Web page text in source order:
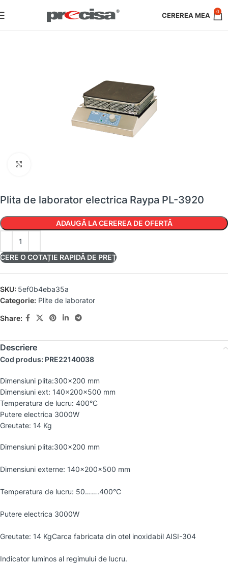
0
Plita de laborator electrica Raypa PL-3920
ADAUGĂ LA CEREREA DE OFERTĂ
CERE O COTAȚIE RAPIDĂ DE PREȚ
SKU: 5ef0b4eba35a
Categorie: Plite de laborator
Share:
Descriere
Cod produs: PRE22140038
Dimensiuni plita:300×200 mm
Dimensiuni ext: 140x200x500 mm
Temperatura de lucru: 400°C
Putere electrica 3000W
Greutate: 14 Kg
Dimensiuni plita:300×200 mm
Dimensiuni externe: 140x200x500 mm
Temperatura de lucru: 50…….400°C
Putere electrica 3000W
Greutate: 14 KgCarca fabricata din otel inoxidabil AISI-304
Indicator luminos al regimului de lucru.